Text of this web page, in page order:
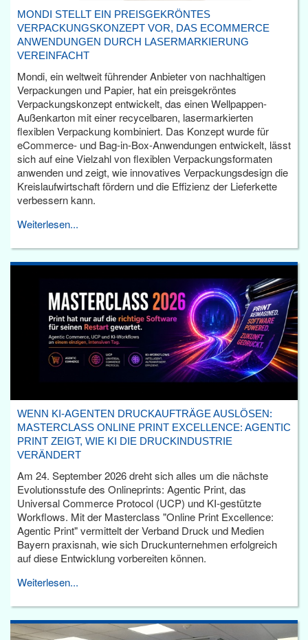
MONDI STELLT EIN PREISGEKRÖNTES
VERPACKUNGSKONZEPT VOR, DAS ECOMMERCE
ANWENDUNGEN DURCH LASERMARKIERUNG
VEREINFACHT
Mondi, ein weltweit führender Anbieter von nachhaltigen
Verpackungen und Papier, hat ein preisgekröntes
Verpackungskonzept entwickelt, das einen Wellpappen-
Außenkarton mit einer recycelbaren, lasermarkierten
flexiblen Verpackung kombiniert. Das Konzept wurde für
eCommerce- und Bag-in-Box-Anwendungen entwickelt, lässt
sich auf eine Vielzahl von flexiblen Verpackungsformaten
anwenden und zeigt, wie innovatives Verpackungsdesign die
Kreislaufwirtschaft fördern und die Effizienz der Lieferkette
verbessern kann.
Weiterlesen...
WENN KI-AGENTEN DRUCKAUFTRÄGE AUSLÖSEN:
MASTERCLASS ONLINE PRINT EXCELLENCE: AGENTIC
PRINT ZEIGT, WIE KI DIE DRUCKINDUSTRIE
VERÄNDERT
Am 24. September 2026 dreht sich alles um die nächste
Evolutionsstufe des Onlineprints: Agentic Print, das
Universal Commerce Protocol (UCP) und KI-gestützte
Workflows. Mit der Masterclass "Online Print Excellence:
Agentic Print" vermittelt der Verband Druck und Medien
Bayern praxisnah, wie sich Druckunternehmen erfolgreich
auf diese Entwicklung vorbereiten können.
Weiterlesen...